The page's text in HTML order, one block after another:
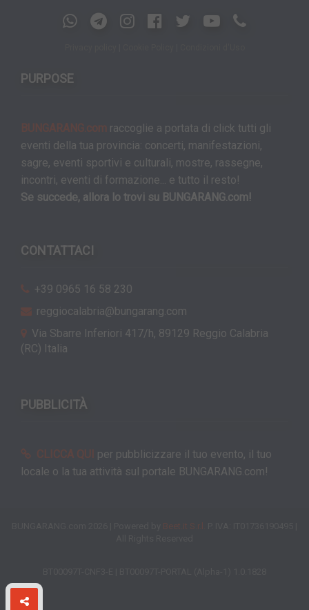
PURPOSE
BUNGARANG.com raccoglie a portata di click tutti gli
eventi della tua provincia: concerti, manifestazioni,
sagre, eventi sportivi e culturali, mostre, rassegne,
incontri, eventi di formazione... e tutto il resto!
Se succede, allora lo trovi su BUNGARANG.com!
CONTATTACI
+39 0965 16 58 230
reggiocalabria@bungarang.com
Via Sbarre Inferiori 417/h, 89129 Reggio Calabria
(RC) Italia
PUBBLICITÀ
CLICCA QUI per pubblicizzare il tuo evento, il tuo
locale o la tua attività sul portale BUNGARANG.com!
Beet.it S.r.l.